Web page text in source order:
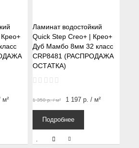
м²
Ламинат водостойкий
Quick Step Creo+ | Крео+
Дуб Мамбо 8мм 32 класс
CRP8481 (РАСПРОДАЖА
ОСТАТКА)
1 350р./ м² 1 197 р. / м²
Подробнее